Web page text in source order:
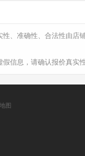
、准确性、合法性由店
信息，请确认报价真实
图